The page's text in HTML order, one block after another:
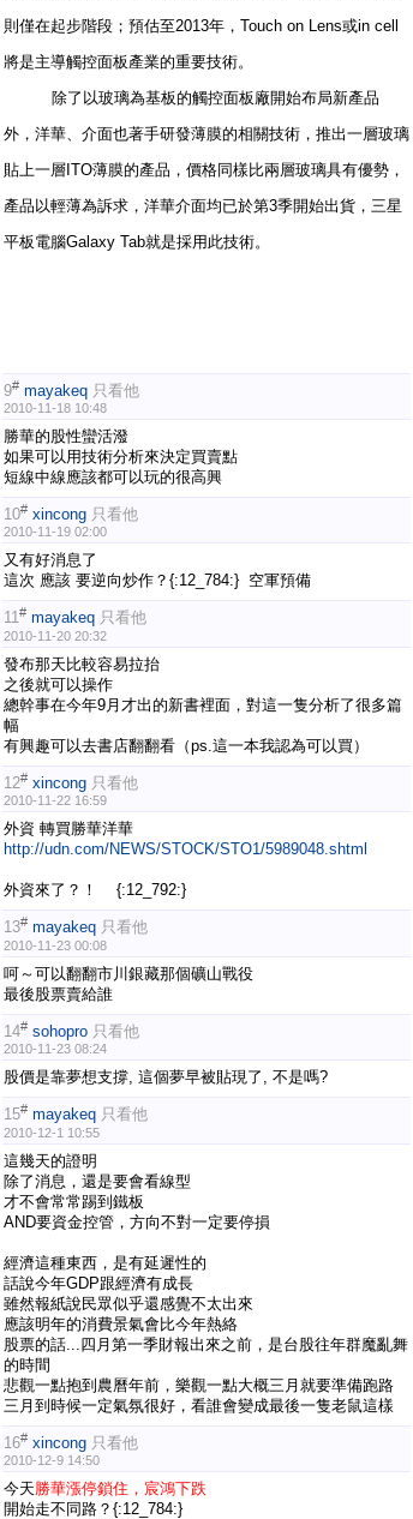
則僅在起步階段；預估至2013年，Touch on Lens或in cell
將是主導觸控面板產業的重要技術。
除了以玻璃為基板的觸控面板廠開始布局新產品
外，洋華、介面也著手研發薄膜的相關技術，推出一層玻璃
貼上一層ITO薄膜的產品，價格同樣比兩層玻璃具有優勢，
產品以輕薄為訴求，洋華介面均已於第3季開始出貨，三星
平板電腦Galaxy Tab就是採用此技術。
9# mayakeq 只看他
2010-11-18 10:48
勝華的股性蠻活潑
如果可以用技術分析來決定買賣點
短線中線應該都可以玩的很高興
10# xincong 只看他
2010-11-19 02:00
又有好消息了
這次 應該 要逆向炒作？{:12_784:} 空軍預備
11# mayakeq 只看他
2010-11-20 20:32
發布那天比較容易拉抬
之後就可以操作
總幹事在今年9月才出的新書裡面，對這一隻分析了很多篇
幅
有興趣可以去書店翻翻看（ps.這一本我認為可以買）
12# xincong 只看他
2010-11-22 16:59
外資 轉買勝華洋華
http://udn.com/NEWS/STOCK/STO1/5989048.shtml
外資來了？！ {:12_792:}
13# mayakeq 只看他
2010-11-23 00:08
呵～可以翻翻市川銀藏那個礦山戰役
最後股票賣給誰
14# sohopro 只看他
2010-11-23 08:24
股價是靠夢想支撐, 這個夢早被貼現了, 不是嗎?
15# mayakeq 只看他
2010-12-1 10:55
這幾天的證明
除了消息，還是要會看線型
才不會常常踢到鐵板
AND要資金控管，方向不對一定要停損
經濟這種東西，是有延遲性的
話說今年GDP跟經濟有成長
雖然報紙說民眾似乎還感覺不太出來
應該明年的消費景氣會比今年熱絡
股票的話...四月第一季財報出來之前，是台股往年群魔亂舞
的時間
悲觀一點抱到農曆年前，樂觀一點大概三月就要準備跑路
三月到時候一定氣氛很好，看誰會變成最後一隻老鼠這樣
16# xincong 只看他
2010-12-9 14:50
今天勝華漲停鎖住，宸鴻下跌
開始走不同路？{:12_784:}